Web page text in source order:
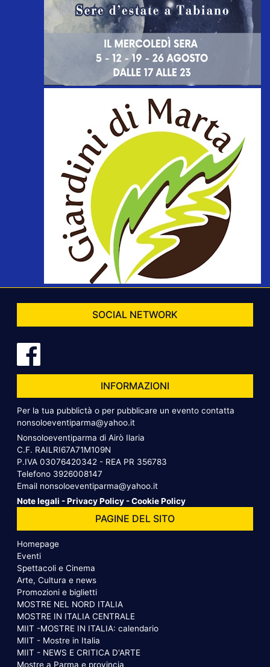
SOCIAL NETWORK
INFORMAZIONI
Per la tua pubblictà o per pubblicare un evento contatta
nonsoloeventiparma@yahoo.it
Nonsoloeventiparma di Airò Ilaria
C.F. RAILRI67A71M109N
P.IVA 03076420342 - REA PR 356783
Telefono 3926008147
Email nonsoloeventiparma@yahoo.it
Note legali -Privacy Policy -Cookie Policy
PAGINE DEL SITO
Homepage
Eventi
Spettacoli e Cinema
Arte, Cultura e news
Promozioni e biglietti
MOSTRE NEL NORD ITALIA
MOSTRE IN ITALIA CENTRALE
MIIT -MOSTRE IN ITALIA: calendario
MIIT - Mostre in Italia
MIIT - NEWS E CRITICA D'ARTE
Mostre a Parma e provincia